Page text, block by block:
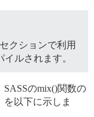
クションで利用
ルされます。
のmix()関数の
以下に示しま